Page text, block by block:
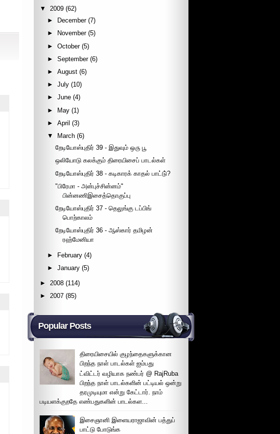
▼
2009 (62)
►
December (7)
►
November (5)
►October (5)
►September (6)
►August (6)
►July (10)
►June (4)
► May (1)
►April (3)
▼
March (6)
றேடியோஸ்புதிர் 39 - இதுவும் ஒரு பூ
ஒலியோடு கலக்கும் திரையிசைப் பாடல்கள்
றேடியோஸ்புதிர் 38 - கடிகாரக் காதல் பாட்டு்?
"பிரேமா - அன்புச்சின்னம்"
பின்னணிஇசைத்தொகுப்பு
றேடியோஸ்புதிர் 37 - தெலுங்கு டப்பிங்
பொற்காலம்
றேடியோஸ்புதிர் 36 - ஆஸ்கார் தமிழன்
ரஹ்மேனியா
► February (4)
►January (5)
► 2008 (114)
► 2007 (85)
Popular Posts
திரையிசையில் குழந்தைகளுக்கான
பிறந்த நாள் பாடல்கள் ஐம்பது
ட்விட்டர் வழியாக நண்பர் @ RajRuba
பிறந்த நாள் பாடல்களின் பட்டியல் ஒன்று
தரமுடியுமா என்று கேட்டார். நாம்
படியளக்குறதே எண்பதுகளின் பாடல்கள...
இசைஞானி இளையராஜாவின் பத்துப்
பாட்டு போடுங்க